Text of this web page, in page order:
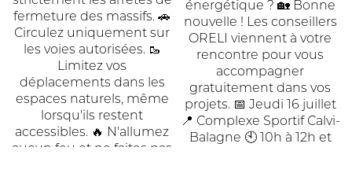
ACCUEIL
COMMUNAUTÉDE